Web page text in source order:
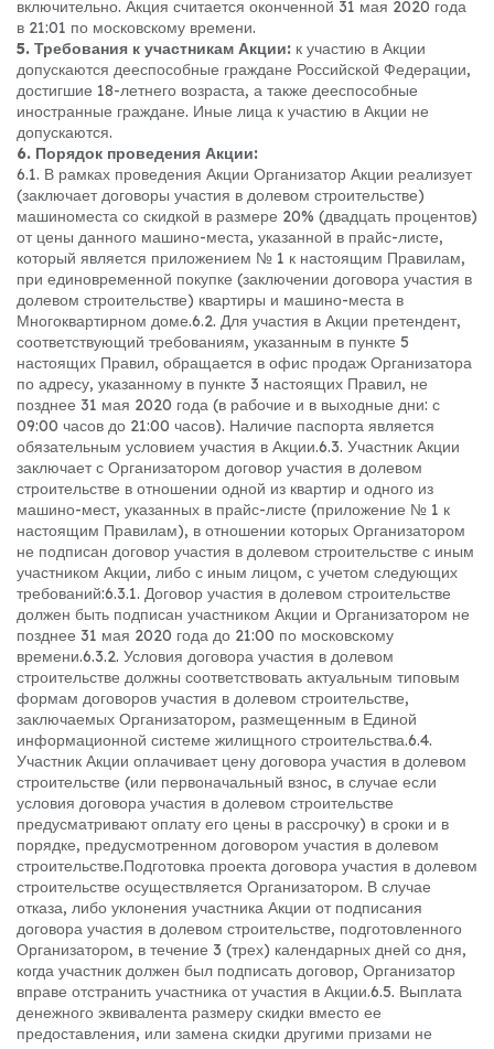
включительно. Акция считается оконченной 31 мая 2020 года
в 21:01 по московскому времени.
5. Требования к участникам Акции: к участию в Акции
допускаются дееспособные граждане Российской Федерации,
достигшие 18-летнего возраста, а также дееспособные
иностранные граждане. Иные лица к участию в Акции не
допускаются.
6. Порядок проведения Акции:
6.1. В рамках проведения Акции Организатор Акции реализует
(заключает договоры участия в долевом строительстве)
машиноместа со скидкой в размере 20% (двадцать процентов)
от цены данного машино-места, указанной в прайс-листе,
который является приложением № 1 к настоящим Правилам,
при единовременной покупке (заключении договора участия в
долевом строительстве) квартиры и машино-места в
Многоквартирном доме.6.2. Для участия в Акции претендент,
соответствующий требованиям, указанным в пункте 5
настоящих Правил, обращается в офис продаж Организатора
по адресу, указанному в пункте 3 настоящих Правил, не
позднее 31 мая 2020 года (в рабочие и в выходные дни: с
09:00 часов до 21:00 часов). Наличие паспорта является
обязательным условием участия в Акции.6.3. Участник Акции
заключает с Организатором договор участия в долевом
строительстве в отношении одной из квартир и одного из
машино-мест, указанных в прайс-листе (приложение № 1 к
настоящим Правилам), в отношении которых Организатором
не подписан договор участия в долевом строительстве с иным
участником Акции, либо с иным лицом, с учетом следующих
требований:6.3.1. Договор участия в долевом строительстве
должен быть подписан участником Акции и Организатором не
позднее 31 мая 2020 года до 21:00 по московскому
времени.6.3.2. Условия договора участия в долевом
строительстве должны соответствовать актуальным типовым
формам договоров участия в долевом строительстве,
заключаемых Организатором, размещенным в Единой
информационной системе жилищного строительства.6.4.
Участник Акции оплачивает цену договора участия в долевом
строительстве (или первоначальный взнос, в случае если
условия договора участия в долевом строительстве
предусматривают оплату его цены в рассрочку) в сроки и в
порядке, предусмотренном договором участия в долевом
строительстве.Подготовка проекта договора участия в долевом
строительстве осуществляется Организатором. В случае
отказа, либо уклонения участника Акции от подписания
договора участия в долевом строительстве, подготовленного
Организатором, в течение 3 (трех) календарных дней со дня,
когда участник должен был подписать договор, Организатор
вправе отстранить участника от участия в Акции.6.5. Выплата
денежного эквивалента размеру скидки вместо ее
предоставления, или замена скидки другими призами не